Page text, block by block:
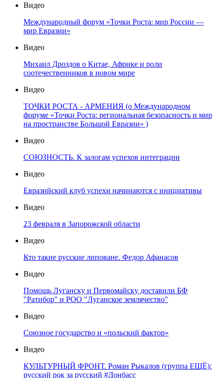
Видео
Международный форум «Точки Роста: мир России —
мир Евразии»
Видео
Михаил Дроздов о Китае, Африке и роли
соотечественников в новом мире
Видео
ТОЧКИ РОСТА - АРМЕНИЯ (о Международном
форуме «Точки Роста: региональная безопасность и мир
на пространстве Большой Евразии» )
Видео
СОЮЗНОСТЬ. К залогам успехов интеграции
Видео
Евразийский клуб успехи начинаются с инициативы
Видео
23 февраля в Запорожской области
Видео
Кто такие русские липоване. Федор Афанасов
Видео
Помощь Луганску и Первомайску доставили БФ
"Ратибор" и РОО "Луганское землячество"
Видео
Союзное государство и «польский фактор»
Видео
КУЛЬТУРНЫЙ ФРОНТ. Роман Рыкалов (группа ЕЩЁ):
русский рок за русский #Донбасс